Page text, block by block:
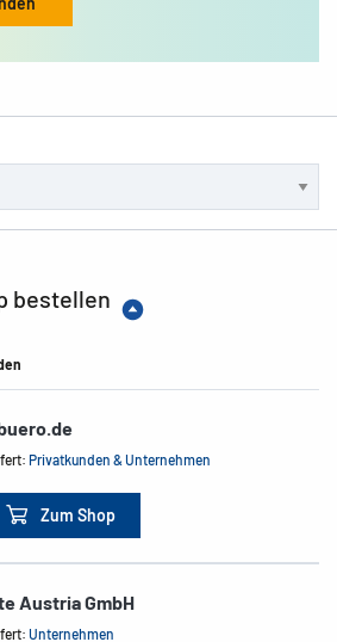
bestellen
Privatkunden & Unternehmen
Zum Shop
Austria GmbH
Unternehmen